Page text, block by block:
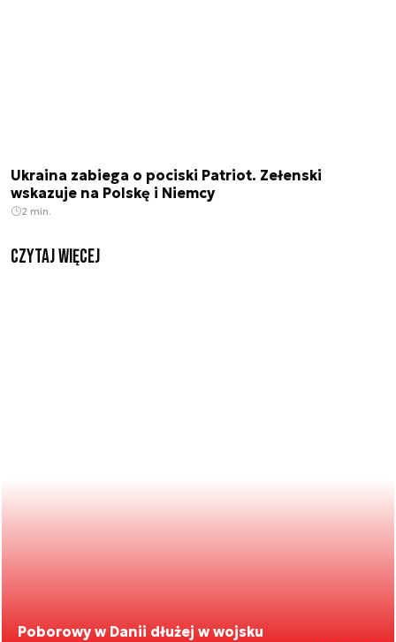
Ukraina zabiega o pociski Patriot. Zełenski
wskazuje na Polskę i Niemcy
2 min.
czytaj więcej
Poborowy w Danii dłużej w wojsku